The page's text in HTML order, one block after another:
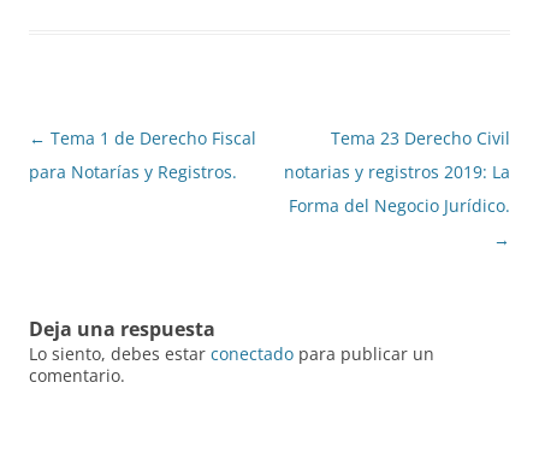
Navegación
de
← Tema 1 de Derecho Fiscal
para Notarías y Registros.
Tema 23 Derecho Civil
notarias y registros 2019: La
Forma del Negocio Jurídico.
→
Deja una respuesta
Lo siento, debes estar conectado para publicar un
comentario.